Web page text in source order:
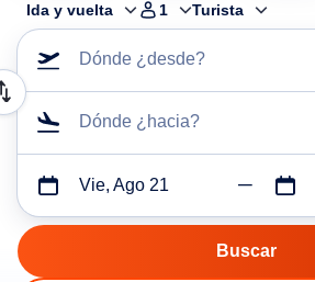
Ida y vuelta 1 Turista
Dónde ¿desde?
Dónde ¿hacia?
Vie, Ago 21